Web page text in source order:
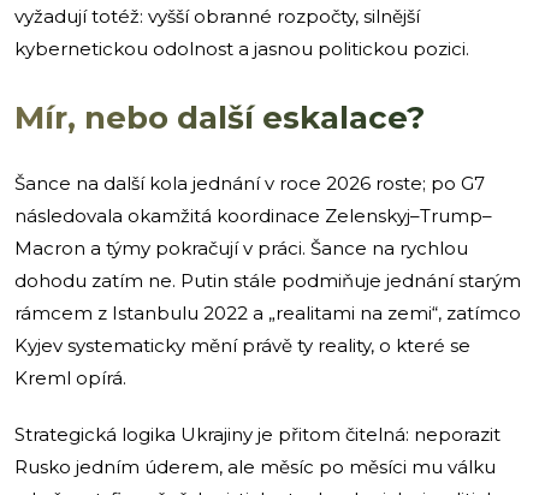
vyžadují totéž: vyšší obranné rozpočty, silnější
kybernetickou odolnost a jasnou politickou pozici.
Mír, nebo další eskalace?
Šance na další kola jednání v roce 2026 roste; po G7
následovala okamžitá koordinace Zelenskyj–Trump–
Macron a týmy pokračují v práci. Šance na rychlou
dohodu zatím ne. Putin stále podmiňuje jednání starým
rámcem z Istanbulu 2022 a „realitami na zemi“, zatímco
Kyjev systematicky mění právě ty reality, o které se
Kreml opírá.
Strategická logika Ukrajiny je přitom čitelná: neporazit
Rusko jedním úderem, ale měsíc po měsíci mu válku